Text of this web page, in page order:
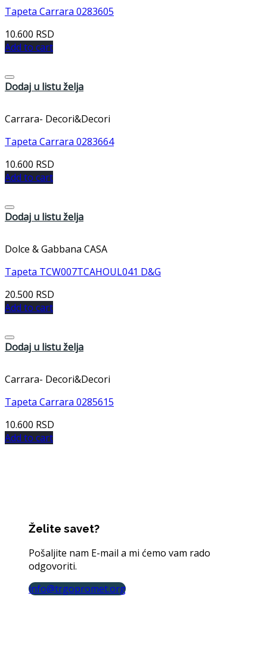
Tapeta Carrara 0283605
10.600 RSD
Add to cart
Dodaj u listu želja
Carrara- Decori&Decori
Tapeta Carrara 0283664
10.600 RSD
Add to cart
Dodaj u listu želja
Dolce & Gabbana CASA
Tapeta TCW007TCAHOUL041 D&G
20.500 RSD
Add to cart
Dodaj u listu želja
Carrara- Decori&Decori
Tapeta Carrara 0285615
10.600 RSD
Add to cart
Želite savet?
Pošaljite nam E-mail a mi ćemo vam rado
odgovoriti.
info@trgopromet.org